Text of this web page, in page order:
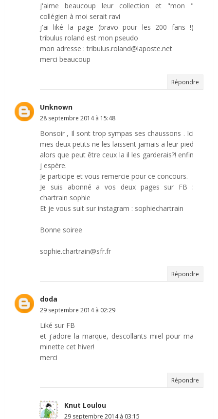
j'aime beaucoup leur collection et "mon "
collégien à moi serait ravi
j'ai liké la page (bravo pour les 200 fans !)
tribulus roland est mon pseudo
mon adresse : tribulus.roland@laposte.net
merci beaucoup
Répondre
Unknown
28 septembre 2014 à 15:48
Bonsoir , Il sont trop sympas ses chaussons . Ici
mes deux petits ne les laissent jamais a leur pied
alors que peut être ceux la il les garderais?! enfin
j espère.
Je participe et vous remercie pour ce concours.
Je suis abonné a vos deux pages sur FB :
chartrain sophie
Et je vous suit sur instagram : sophiechartrain
Bonne soiree
sophie.chartrain@sfr.fr
Répondre
doda
29 septembre 2014 à 02:29
Liké sur FB
et j'adore la marque, descollants miel pour ma
minette cet hiver!
merci
Répondre
Knut Loulou
29 septembre 2014 à 03:15